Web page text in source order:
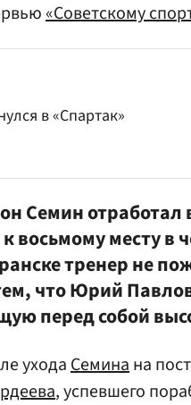
«Советскому
в «Спартак»
Семин
восьмому месту
тренер не
что Юрий
перед собой
уходаСеминана
, успевшего